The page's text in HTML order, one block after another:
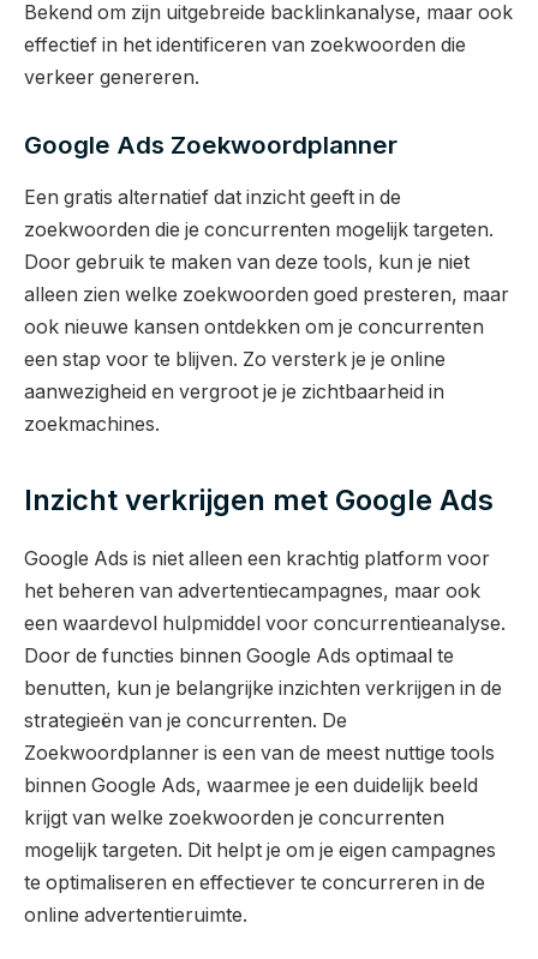
Bekend om zijn uitgebreide backlinkanalyse, maar ook
effectief in het identificeren van zoekwoorden die
verkeer genereren.
Google Ads Zoekwoordplanner
Een gratis alternatief dat inzicht geeft in de
zoekwoorden die je concurrenten mogelijk targeten.
Door gebruik te maken van deze tools, kun je niet
alleen zien welke zoekwoorden goed presteren, maar
ook nieuwe kansen ontdekken om je concurrenten
een stap voor te blijven. Zo versterk je je online
aanwezigheid en vergroot je je zichtbaarheid in
zoekmachines.
Inzicht verkrijgen met Google Ads
Google Ads is niet alleen een krachtig platform voor
het beheren van advertentiecampagnes, maar ook
een waardevol hulpmiddel voor concurrentieanalyse.
Door de functies binnen Google Ads optimaal te
benutten, kun je belangrijke inzichten verkrijgen in de
strategieën van je concurrenten. De
Zoekwoordplanner is een van de meest nuttige tools
binnen Google Ads, waarmee je een duidelijk beeld
krijgt van welke zoekwoorden je concurrenten
mogelijk targeten. Dit helpt je om je eigen campagnes
te optimaliseren en effectiever te concurreren in de
online advertentieruimte.